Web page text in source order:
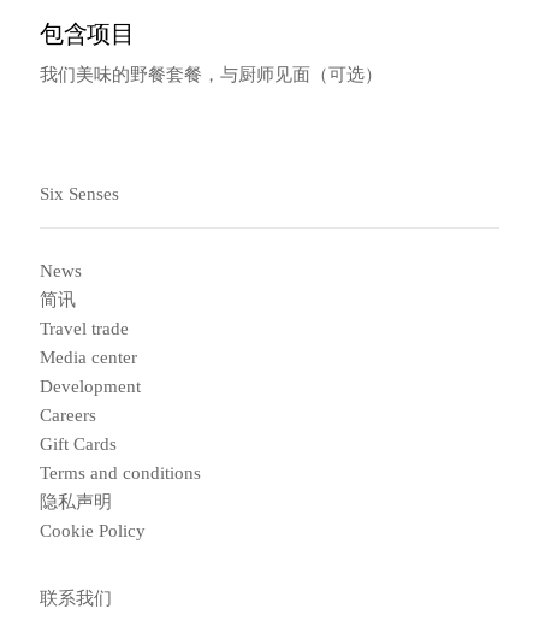
包含项目
我们美味的野餐套餐，与厨师见面（可选）
Six Senses
News
简讯
Travel trade
Media center
Development
Careers
Gift Cards
Terms and conditions
隐私声明
Cookie Policy
联系我们